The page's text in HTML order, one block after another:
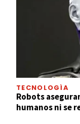
TECNOLOGÍA
Robots
humanos ni se